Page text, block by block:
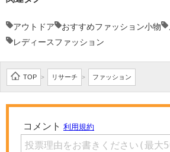
アウトドア おすすめファッション小物
レディースファッション
TOP > リサーチ > ファッション